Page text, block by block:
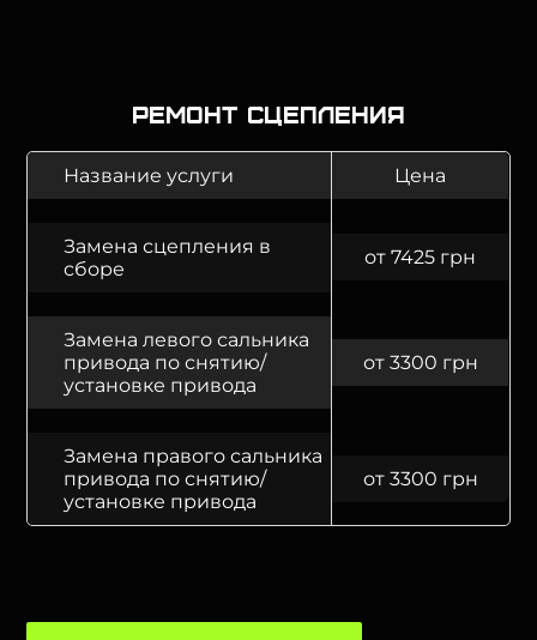
Ремонт сцепления
Название услуги Цена
Замена сцепления в
сборе
от 7425 грн
Замена левого сальника
привода по снятию/
установке привода
от 3300 грн
Замена правого сальника
привода по снятию/
установке привода
от 3300 грн